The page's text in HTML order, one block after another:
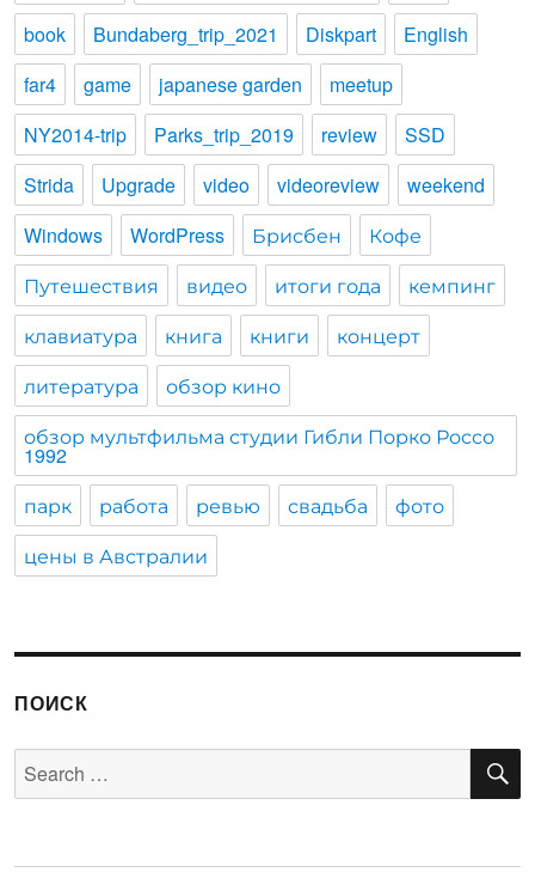
book
Bundaberg_trip_2021 Diskpart
English
far4
game japanese garden
meetup
NY2014-trip
Parks_trip_2019 review
SSD
Strida
Upgrade video videoreview
weekend
Windows
WordPress Брисбен
Кофе
Путешествия
видео итоги года
кемпинг
клавиатура
книга книги
концерт
литература
обзор кино
обзор мультфильма студии Гибли Порко Россо
1992
парк
работа ревью свадьба
фото
цены в Австралии
ПОИСК
Search
for: